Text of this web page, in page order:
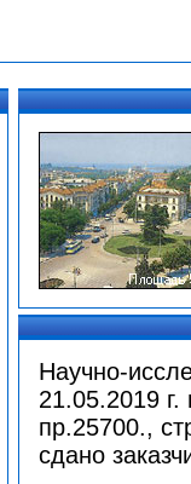
Научно-
21.05.2019
пр.25700.,
сдано